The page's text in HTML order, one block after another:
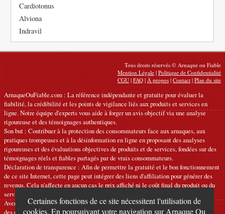
Certaines fonctions de ce site nécessitent l'utilisation de
cookies. En poursuivant votre navigation sur Arnaque Ou
Cardiotonus
Alviona
Indravil
Tous droits réservés © Arnaque ou Fiable
Mention Légale|Politique de Confidentialité
CGU|FAQ|À propos|Contact|Plan du site
ArnaqueOuFiable.com : La référence indépendante et gratuite pour évaluer la
fiabilité, la crédibilité et les points de vigilance liés aux produits et services en
ligne. Notre équipe d'experts vous aide à forger un avis objectif via une analyse
rigoureuse et des témoignages authentiques.
Son but : Contribuer à la protection des consommateurs face aux arnaques, aux
pratiques trompeuses et à la désinformation en ligne en proposant des analyses
rigoureuses et des évaluations objectives de produits et de services, fondées sur des
témoignages réels et fiables partagés par de vrais consommateurs.
Déclaration de transparence : Afin de permettre la gratuité et le bon fonctionnement
de ce site Internet, cette page peut intégrer des liens d'affiliation pour générer des
revenus. Cela n'affecte en aucun cas le prix affiché ni le coût final du produit ou du
service.
Avertissements : Nos articles expriment des avis personnels et ne constituent pas
des recommandations officielles. Les informations fournies sont indicatives et